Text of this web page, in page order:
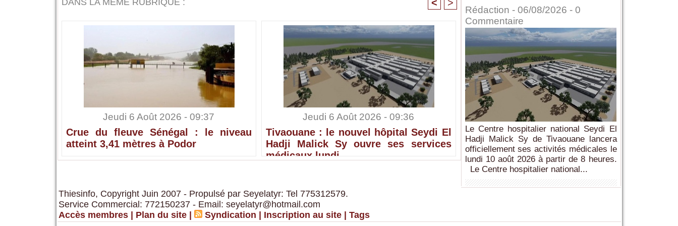
< >
Jeudi 6 Août 2026 - 09:37
Crue du fleuve Sénégal : le niveau
atteint 3,41 mètres à Podor
Jeudi 6 Août 2026 - 09:36
Tivaouane : le nouvel hôpital Seydi El
Hadji Malick Sy ouvre ses services
médicaux lundi
Rédaction - 06/08/2026 - 0
Commentaire
Le Centre hospitalier national Seydi El
Hadji Malick Sy de Tivaouane lancera
officiellement ses activités médicales le
lundi 10 août 2026 à partir de 8 heures.
Le Centre hospitalier national...
Thiesinfo, Copyright Juin 2007 - Propulsé par Seyelatyr: Tel 775312579.
Service Commercial: 772150237 - Email: seyelatyr@hotmail.com
Accès membres
Plan du site Syndication Inscription au site Tags